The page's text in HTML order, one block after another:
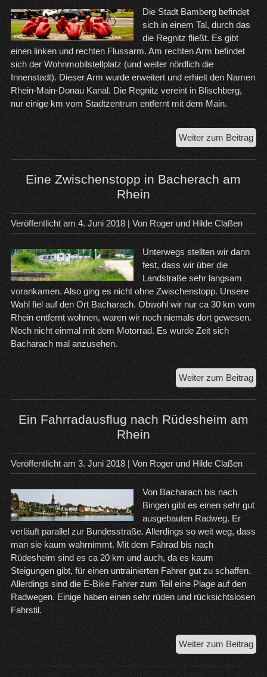
Die Stadt Bamberg befindet
sich in einem Tal, durch das
die Regnitz fließt. Es gibt
einen linken und rechten Flussarm. Am rechten Arm befindet
sich der Wohnmobilstellplatz (und weiter nördlich die
Innenstadt). Dieser Arm wurde erweitert und erhielt den Namen
Rhein-Main-Donau Kanal. Die Regnitz vereint in Blischberg,
nur einige km vom Stadtzentrum entfernt mit dem Main.
Weiter zum BeitragEin
Eine Zwischenstopp in Bacherach am
Rhein
Veröffentlicht am 4. Juni 2018| Von Roger und Hilde Claßen
Unterwegs stellten wir dann
fest, dass wir über die
Landstraße sehr langsam
vorankamen. Also ging es nicht ohne Zwischenstopp. Unsere
Wahl fiel auf den Ort Bacharach. Obwohl wir nur ca 30 km vom
Rhein entfernt wohnen, waren wir noch niemals dort gewesen.
Noch nicht einmal mit dem Motorrad. Es wurde Zeit sich
Bacharach mal anzusehen.
Weiter zum Beitrag
am
Ein Fahrradausflug nach Rüdesheim am
Rhein
Veröffentlicht am 3. Juni 2018| Von Roger und Hilde Claßen
Von Bacharach bis nach
Bingen gibt es einen sehr gut
ausgebauten Radweg. Er
verläuft parallel zur Bundesstraße. Allerdings so weit weg, dass
man sie kaum wahrnimmt. Mit dem Fahrad bis nach
Rüdesheim sind es ca 20 km und auch, da es kaum
Steigungen gibt, für einen untrainierten Fahrer gut zu schaffen.
Allerdings sind die E-Bike Fahrer zum Teil eine Plage auf den
Radwegen. Einige haben einen sehr rüden und rücksichtslosen
Fahrstil.
Weiter zum BeitragEin